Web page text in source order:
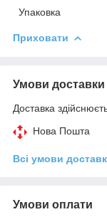
Упаковка
Приховати
Умови доставки
Доставка
Нова Пошта
Всі умови
Умови оплати